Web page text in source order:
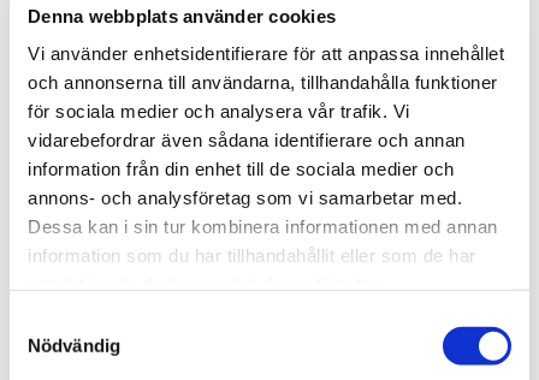
Denna webbplats använder cookies
Vi använder enhetsidentifierare för att anpassa innehållet
och annonserna till användarna, tillhandahålla funktioner
för sociala medier och analysera vår trafik. Vi
vidarebefordrar även sådana identifierare och annan
information från din enhet till de sociala medier och
annons- och analysföretag som vi samarbetar med.
Dessa kan i sin tur kombinera informationen med annan
information som du har tillhandahållit eller som de har
Nödvändig
Varumärke Duschbyggarna
7351CR-DB
Dokument
Duschbyggarna/SQARP/Installationsmanual (sv) 7351CR-
Duschbyggarna/SQARP/Teknisk ritning (sv) 7351CR-DB-